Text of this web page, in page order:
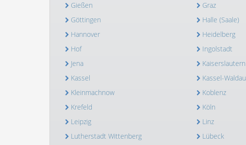
Gießen
Graz
Göttingen
Halle (Saale)
Hannover
Heidelberg
Hof
Ingolstadt
Jena
Kaiserslautern
Kassel
Kassel-Waldau
Kleinmachnow
Koblenz
Krefeld
Köln
Leipzig
Linz
Lutherstadt Wittenberg
Lübeck